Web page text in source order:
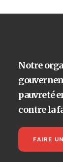
Notre
pauvreté
contre la
FAIRE